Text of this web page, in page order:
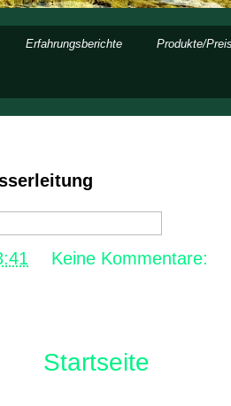
Erfahrungsberichte Produkte/
Keine Kommentare:
Startseite